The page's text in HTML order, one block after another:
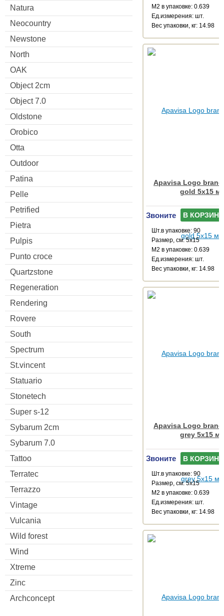
Natura
Neocountry
Newstone
North
OAK
Object 2cm
Object 7.0
Oldstone
Orobico
Otta
Outdoor
Patina
Pelle
Petrified
Pietra
Pulpis
Punto croce
Quartzstone
Regeneration
Rendering
Rovere
South
Spectrum
St.vincent
Statuario
Stonetech
Super s-12
Sybarum 2cm
Sybarum 7.0
Tattoo
Terratec
Terrazzo
Vintage
Vulcania
Wild forest
Wind
Xtreme
Zinc
Archconcept
М2 в упаковке: 0.639
Ед.измерения: шт.
Веc упаковки, кг: 14.98
Apavisa Logo
gold 5x15
Звоните В КОРЗИНУ
Шт.в упаковке: 90
Размер, см: 5x15
М2 в упаковке: 0.639
Ед.измерения: шт.
Веc упаковки, кг: 14.98
Apavisa Logo
grey 5x15
Звоните В КОРЗИНУ
Шт.в упаковке: 90
Размер, см: 5x15
М2 в упаковке: 0.639
Ед.измерения: шт.
Веc упаковки, кг: 14.98